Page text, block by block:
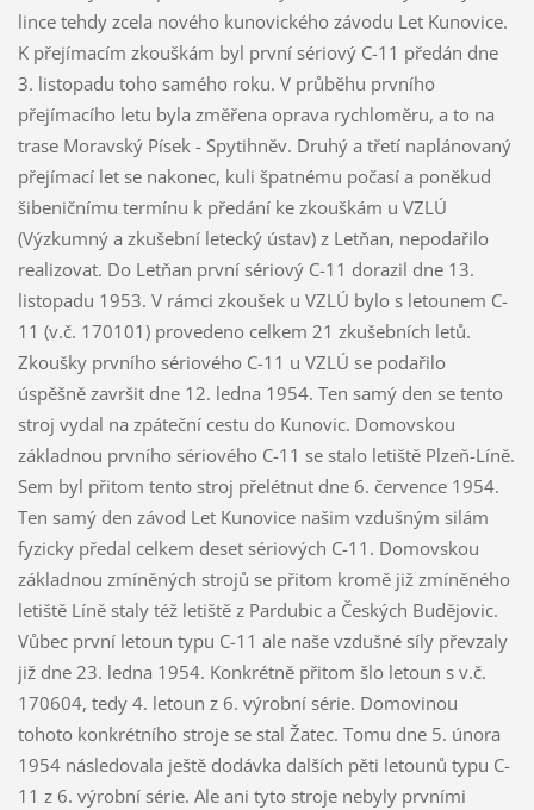
lince tehdy zcela nového kunovického závodu Let Kunovice.
K přejímacím zkouškám byl první sériový C-11 předán dne
3. listopadu toho samého roku. V průběhu prvního
přejímacího letu byla změřena oprava rychloměru, a to na
trase Moravský Písek - Spytihněv. Druhý a třetí naplánovaný
přejímací let se nakonec, kuli špatnému počasí a poněkud
šibeničnímu termínu k předání ke zkouškám u VZLÚ
(Výzkumný a zkušební letecký ústav) z Letňan, nepodařilo
realizovat. Do Letňan první sériový C-11 dorazil dne 13.
listopadu 1953. V rámci zkoušek u VZLÚ bylo s letounem C-
11 (v.č. 170101) provedeno celkem 21 zkušebních letů.
Zkoušky prvního sériového C-11 u VZLÚ se podařilo
úspěšně završit dne 12. ledna 1954. Ten samý den se tento
stroj vydal na zpáteční cestu do Kunovic. Domovskou
základnou prvního sériového C-11 se stalo letiště Plzeň-Líně.
Sem byl přitom tento stroj přelétnut dne 6. července 1954.
Ten samý den závod Let Kunovice našim vzdušným silám
fyzicky předal celkem deset sériových C-11. Domovskou
základnou zmíněných strojů se přitom kromě již zmíněného
letiště Líně staly též letiště z Pardubic a Českých Budějovic.
Vůbec první letoun typu C-11 ale naše vzdušné síly převzaly
již dne 23. ledna 1954. Konkrétně přitom šlo letoun s v.č.
170604, tedy 4. letoun z 6. výrobní série. Domovinou
tohoto konkrétního stroje se stal Žatec. Tomu dne 5. února
1954 následovala ještě dodávka dalších pěti letounů typu C-
11 z 6. výrobní série. Ale ani tyto stroje nebyly prvními